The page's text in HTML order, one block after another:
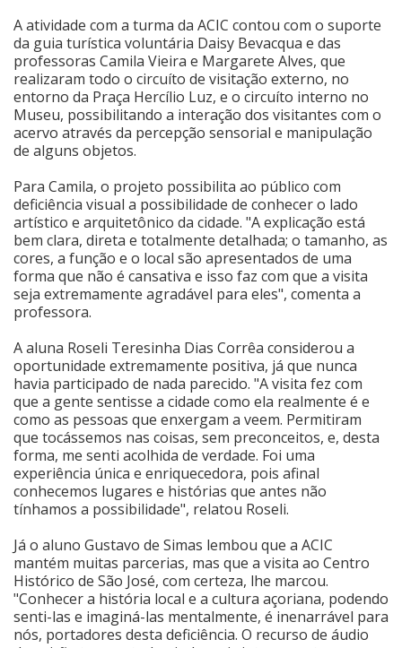
A atividade com a turma da ACIC contou com o suporte
da guia turística voluntária Daisy Bevacqua e das
professoras Camila Vieira e Margarete Alves, que
realizaram todo o circuíto de visitação externo, no
entorno da Praça Hercílio Luz, e o circuíto interno no
Museu, possibilitando a interação dos visitantes com o
acervo através da percepção sensorial e manipulação
de alguns objetos.
Para Camila, o projeto possibilita ao público com
deficiência visual a possibilidade de conhecer o lado
artístico e arquitetônico da cidade. "A explicação está
bem clara, direta e totalmente detalhada; o tamanho, as
cores, a função e o local são apresentados de uma
forma que não é cansativa e isso faz com que a visita
seja extremamente agradável para eles", comenta a
professora.
A aluna Roseli Teresinha Dias Corrêa considerou a
oportunidade extremamente positiva, já que nunca
havia participado de nada parecido. "A visita fez com
que a gente sentisse a cidade como ela realmente é e
como as pessoas que enxergam a veem. Permitiram
que tocássemos nas coisas, sem preconceitos, e, desta
forma, me senti acolhida de verdade. Foi uma
experiência única e enriquecedora, pois afinal
conhecemos lugares e histórias que antes não
tínhamos a possibilidade", relatou Roseli.
Já o aluno Gustavo de Simas lembou que a ACIC
mantém muitas parcerias, mas que a visita ao Centro
Histórico de São José, com certeza, lhe marcou.
"Conhecer a história local e a cultura açoriana, podendo
senti-las e imaginá-las mentalmente, é inenarrável para
nós, portadores desta deficiência. O recurso de áudio